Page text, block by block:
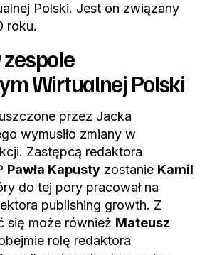
Polski. Jest on związany
roku.
Wirtualnej Polski
przez Jacka
wymusiło zmiany w
Zastępcą redaktora
Pawła Kapusty zostanie Kamil
do tej pory pracował na
publishing growth. Z
się może również Mateusz
rolę redaktora